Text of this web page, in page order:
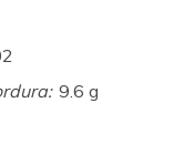
9.6 g